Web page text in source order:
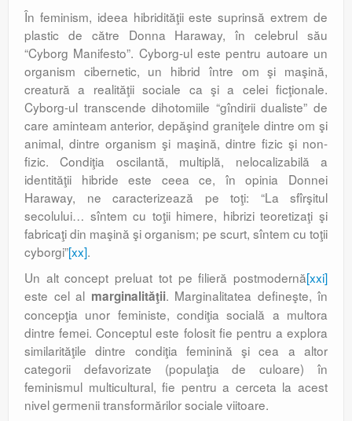
În feminism, ideea hibridităţii este suprinsă extrem de
plastic de către Donna Haraway, în celebrul său
“Cyborg Manifesto”. Cyborg-ul este pentru autoare un
organism cibernetic, un hibrid între om şi maşină,
creatură a realităţii sociale ca şi a celei ficţionale.
Cyborg-ul transcende dihotomiile “gîndirii dualiste” de
care aminteam anterior, depăşind graniţele dintre om şi
animal, dintre organism şi maşină, dintre fizic şi non-
fizic. Condiţia oscilantă, multiplă, nelocalizabilă a
identităţii hibride este ceea ce, în opinia Donnei
Haraway, ne caracterizează pe toţi: “La sfîrşitul
secolului… sîntem cu toţii himere, hibrizi teoretizaţi şi
fabricaţi din maşină şi organism; pe scurt, sîntem cu toţii
cyborgi”[xx].
Un alt concept preluat tot pe filieră postmodernă[xxi]
este cel al marginalităţii. Marginalitatea defineşte, în
concepţia unor feministe, condiţia socială a multora
dintre femei. Conceptul este folosit fie pentru a explora
similarităţile dintre condiţia feminină şi cea a altor
categorii defavorizate (populaţia de culoare) în
feminismul multicultural, fie pentru a cerceta la acest
nivel germenii transformă­rilor sociale viitoare.